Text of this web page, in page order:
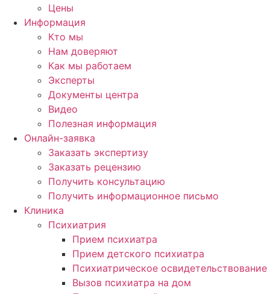
Цены
Информация
Кто мы
Нам доверяют
Как мы работаем
Эксперты
Документы центра
Видео
Полезная информация
Онлайн-заявка
Заказать экспертизу
Заказать рецензию
Получить консультацию
Получить информационное письмо
Клиника
Психиатрия
Прием психиатра
Прием детского психиатра
Психиатрическое освидетельствование
Вызов психиатра на дом